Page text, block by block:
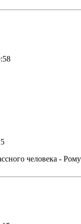
человека -